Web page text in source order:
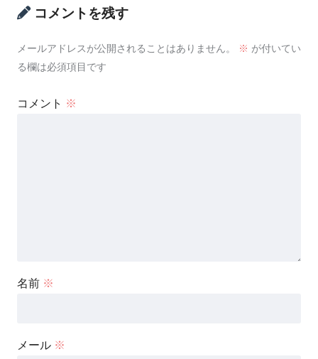
コメントを残す
メールアドレスが公開されることはありません。 ※ が付いてい
る欄は必須項目です
コメント ※
名前 ※
メール ※